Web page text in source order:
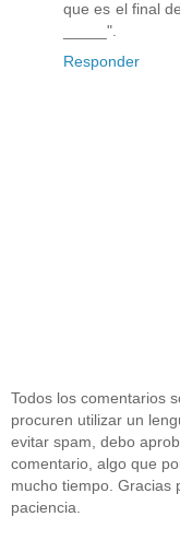
que es el final
_____".
Responder
Todos los comentarios
procuren utilizar un
evitar spam, debo
comentario, algo que
mucho tiempo. Gracias
paciencia.